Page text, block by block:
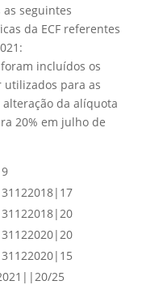
seguintes
da ECF referentes
foram incluídos os
utilizados para as
da alíquota
20% em julho de
25